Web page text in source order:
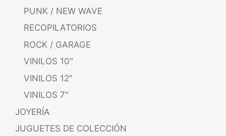
PUNK / NEW WAVE
RECOPILATORIOS
ROCK / GARAGE
VINILOS 10"
VINILOS 12"
VINILOS 7"
JOYERÍA
JUGUETES DE COLECCIÓN